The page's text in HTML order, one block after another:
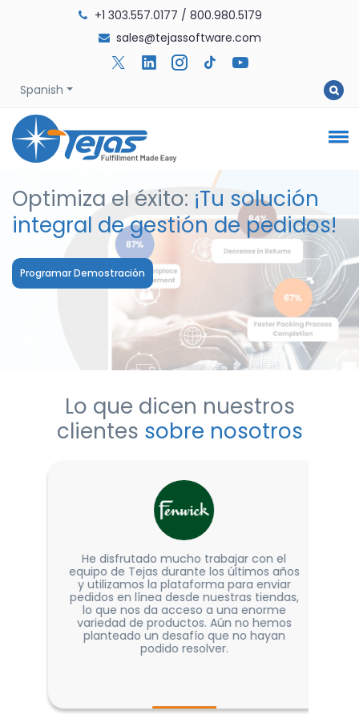
+1 303.557.0177 / 800.980.5179
sales@tejassoftware.com
Spanish
Optimiza el éxito: ¡Tu solución
integral de gestión de pedidos!
Programar Demostración
Lo que dicen nuestros
clientes sobre nosotros
He disfrutado mucho trabajar con el
equipo de Tejas durante los últimos años
y utilizamos la plataforma para enviar
pedidos en línea desde nuestras tiendas,
lo que nos da acceso a una enorme
variedad de productos. Aún no hemos
planteado un desafío que no hayan
podido resolver.